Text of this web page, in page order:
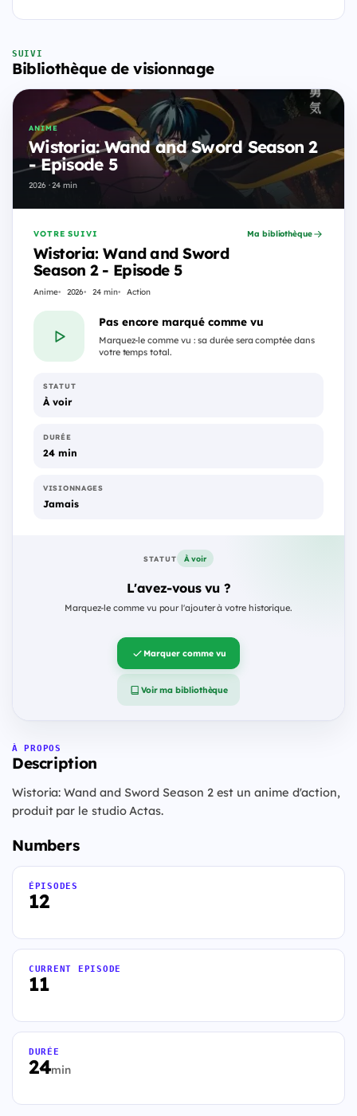
SUIVI
Bibliothèque de visionnage
ANIME
Wistoria: Wand and Sword Season 2
- Episode 5
2026 · 24 min
VOTRE SUIVI
Wistoria: Wand and Sword
Season 2 - Episode 5
Anime 2026 24 min Action
Ma bibliothèque
Pas encore marqué comme vu
Marquez-le comme vu : sa durée sera comptée dans
votre temps total.
STATUT
À voir
DURÉE
24 min
VISIONNAGES
Jamais
STATUT À voir
L'avez-vous vu ?
Marquez-le comme vu pour l'ajouter à votre historique.
Marquer comme vu
Voir ma bibliothèque
À PROPOS
Description
Wistoria: Wand and Sword Season 2 est un anime d'action,
produit par le studio Actas.
Numbers
12
ÉPISODES
11
CURRENT EPISODE
24min
DURÉE